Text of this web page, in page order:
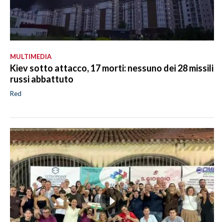
MULTIMEDIA
Kiev sotto attacco, 17 morti: nessuno dei 28 missili
russi abbattuto
Red